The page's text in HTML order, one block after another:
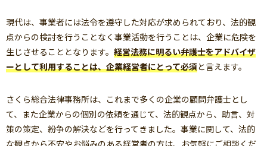
現代は、事業者には法令を遵守した対応が求められており、法的観
点からの検討を行うことなく事業活動を行うことは、企業に危険を
生じさせることとなります。 経営法務に明るい弁護士をアドバイザ
ーとして利用することは、企業経営者にとって必須と言えます。
さくら総合法律事務所は、これまで多くの企業の顧問弁護士とし
て、また企業からの個別の依頼を通じて、法的観点から、助言、対
策の策定、紛争の解決などを行ってきました。事業に関して、法的